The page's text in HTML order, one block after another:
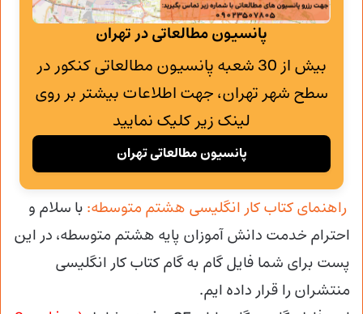
پانسیون مطالعاتی در تهران
بیش از 30 شعبه پانسیون مطالعاتی کنکور در
سطح شهر تهران، جهت اطلاعات بیشتر بر روی
لینک زیر کلیک نمایید
پانسیون مطالعاتی تهران
راهنمای کتاب کار انگلیسی هشتم متوسطه: با سلام و
احترام خدمت دانش آموزان پایه هشتم متوسطه، در این
پست برای شما فایل گام به گام کتاب کار انگلیسی
منتشران را قرار داده ایم.